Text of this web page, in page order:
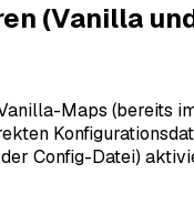
(Vanilla
Maps
Config-Datei)